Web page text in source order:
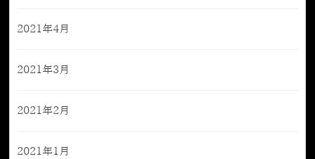
2021年4月
2021年3月
2021年2月
2021年1月